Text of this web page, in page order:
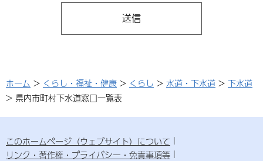
ホーム > くらし・福祉・健康 > くらし > 水道・下水道 > 下水道
> 県内市町村下水道窓口一覧表
このホームページ（ウェブサイト）について
リンク・著作権・プライバシー・免責事項等